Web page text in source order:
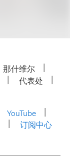
那什维尔
代表处
YouTube
订阅中心